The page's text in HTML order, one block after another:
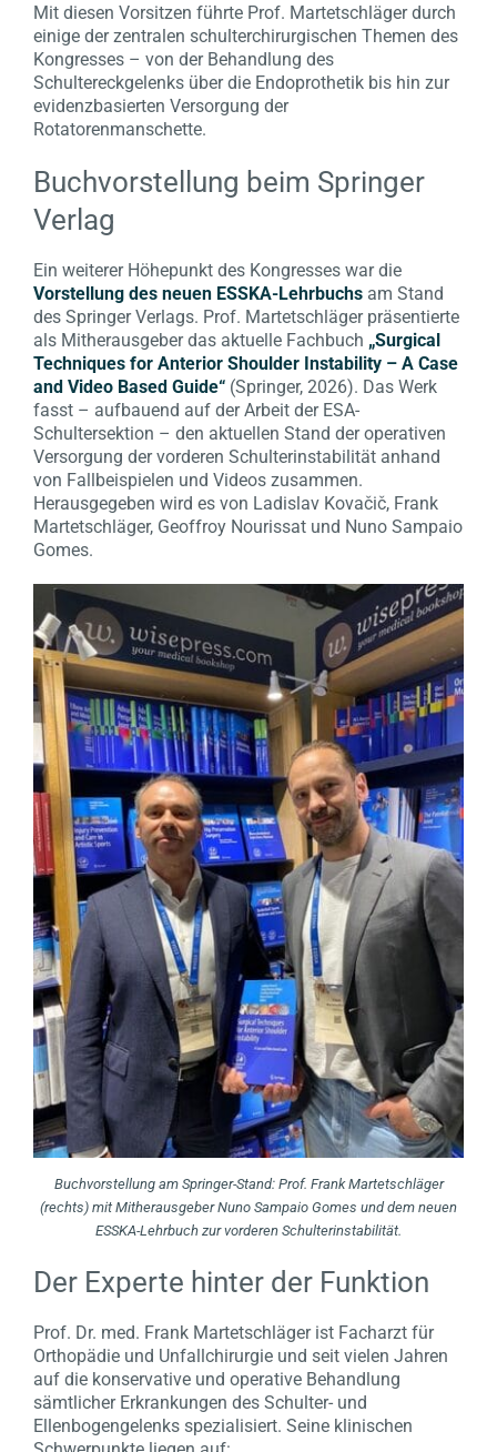
Mit diesen Vorsitzen führte Prof. Martetschläger durch
einige der zentralen schulterchirurgischen Themen des
Kongresses – von der Behandlung des
Schultereckgelenks über die Endoprothetik bis hin zur
evidenzbasierten Versorgung der
Rotatorenmanschette.
Buchvorstellung beim Springer
Verlag
Ein weiterer Höhepunkt des Kongresses war die
Vorstellung des neuen ESSKA-Lehrbuchs am Stand
des Springer Verlags. Prof. Martetschläger präsentierte
als Mitherausgeber das aktuelle Fachbuch „Surgical
Techniques for Anterior Shoulder Instability – A Case
and Video Based Guide“ (Springer, 2026). Das Werk
fasst – aufbauend auf der Arbeit der ESA-
Schultersektion – den aktuellen Stand der operativen
Versorgung der vorderen Schulterinstabilität anhand
von Fallbeispielen und Videos zusammen.
Herausgegeben wird es von Ladislav Kovačič, Frank
Martetschläger, Geoffroy Nourissat und Nuno Sampaio
Gomes.
Buchvorstellung am Springer-Stand: Prof. Frank Martetschläger
(rechts) mit Mitherausgeber Nuno Sampaio Gomes und dem neuen
ESSKA-Lehrbuch zur vorderen Schulterinstabilität.
Der Experte hinter der Funktion
Prof. Dr. med. Frank Martetschläger ist Facharzt für
Orthopädie und Unfallchirurgie und seit vielen Jahren
auf die konservative und operative Behandlung
sämtlicher Erkrankungen des Schulter- und
Ellenbogengelenks spezialisiert. Seine klinischen